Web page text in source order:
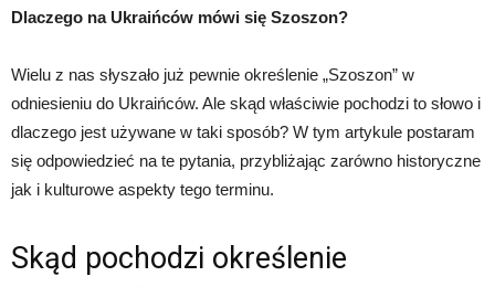
Dlaczego na Ukraińców mówi się Szoszon?
Wielu z nas słyszało już pewnie określenie „Szoszon” w
odniesieniu do Ukraińców. Ale skąd właściwie pochodzi to słowo i
dlaczego jest używane w taki sposób? W tym artykule postaram
się odpowiedzieć na te pytania, przybliżając zarówno historyczne
jak i kulturowe aspekty tego terminu.
Skąd pochodzi określenie